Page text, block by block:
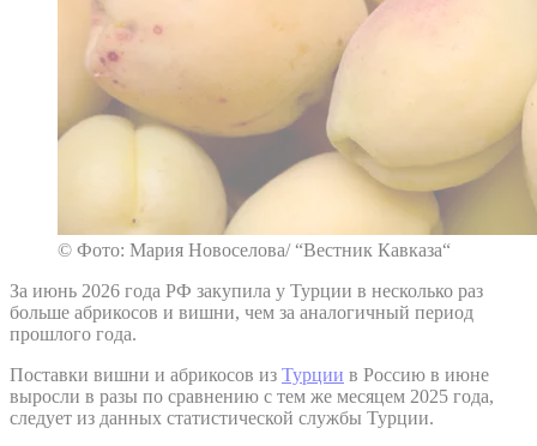
© Фото: Мария Новоселова/ “Вестник Кавказа“
За июнь 2026 года РФ закупила у Турции в несколько раз
больше абрикосов и вишни, чем за аналогичный период
прошлого года.
Поставки вишни и абрикосов из Турции в Россию в июне
выросли в разы по сравнению с тем же месяцем 2025 года,
следует из данных статистической службы Турции.